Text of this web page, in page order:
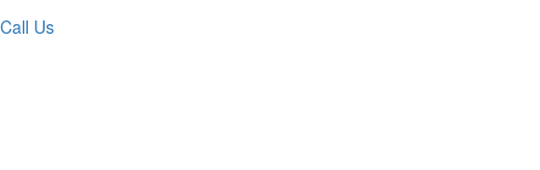
Call Us